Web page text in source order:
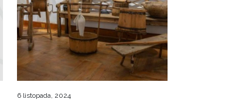
6 listopada, 2024